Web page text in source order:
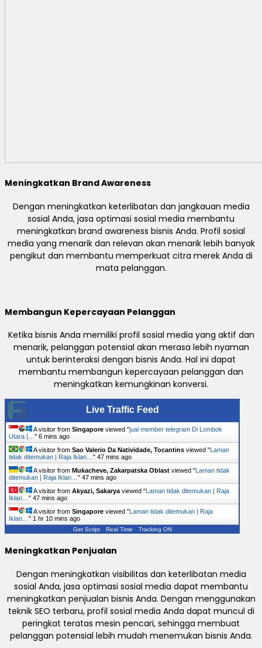
Meningkatkan Brand Awareness
Dengan meningkatkan keterlibatan dan jangkauan media
sosial Anda, jasa optimasi sosial media membantu
meningkatkan brand awareness bisnis Anda. Profil sosial
media yang menarik dan relevan akan menarik lebih banyak
pengikut dan membantu memperkuat citra merek Anda di
mata pelanggan.
Membangun Kepercayaan Pelanggan
Ketika bisnis Anda memiliki profil sosial media yang aktif dan
menarik, pelanggan potensial akan merasa lebih nyaman
untuk berinteraksi dengan bisnis Anda. Hal ini dapat
membantu membangun kepercayaan pelanggan dan
meningkatkan kemungkinan konversi.
Live Traffic Feed
A visitor from Singapore viewed "jual member telegram Di Lombok
Utara |… " 6 mins ago
A visitor from Sao Valerio Da Natividade, Tocantins viewed " Laman
tidak ditemukan | Raja Iklan… " 47 mins ago
A visitor from Mukacheve, Zakarpatska Oblast viewed " Laman tidak
ditemukan | Raja Iklan… " 48 mins ago
A visitor from Akyazi, Sakarya viewed " Laman tidak ditemukan | Raja
Iklan… " 48 mins ago
A visitor from Singapore viewed " Laman tidak ditemukan | Raja
Iklan… " 1 hr 10 mins ago
Get Script Real Time Tracking ON
Meningkatkan Penjualan
Dengan meningkatkan visibilitas dan keterlibatan media
sosial Anda, jasa optimasi sosial media dapat membantu
meningkatkan penjualan bisnis Anda. Dengan menggunakan
teknik SEO terbaru, profil sosial media Anda dapat muncul di
peringkat teratas mesin pencari, sehingga membuat
pelanggan potensial lebih mudah menemukan bisnis Anda.